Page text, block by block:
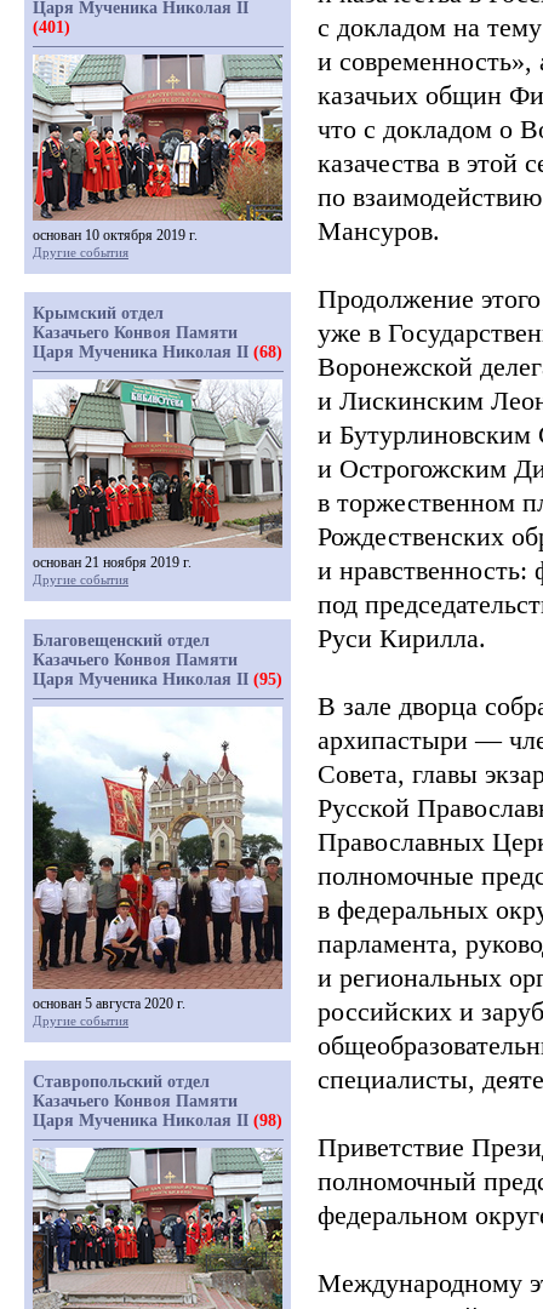
с докладом на тему
и
казачьих общин
что с докладом о
казачества в этой
по
Мансуров.
Продолжение
уже в
Воронежской
и Лискинским
и
и Острогожским
в торжественном
Рождественских
и
под
Руси Кирилла.
В зале дворца
архипастыри —
Совета, главы
Русской
Православных
полномочные
в федеральных
парламента,
и региональных
российских и
специалисты,
Приветствие
полномочный
федеральном
Международному
Царя Мученика Николая II
(401)
основан 10 октября 2019 г.
Другие события
Крымский отдел
Казачьего Конвоя Памяти
Царя Мученика Николая II (68)
основан 21 ноября 2019 г.
Другие события
Благовещенский отдел
Казачьего Конвоя Памяти
Царя Мученика Николая II (95)
основан 5 августа 2020 г.
Другие события
Ставропольский отдел
Казачьего Конвоя Памяти
Царя Мученика Николая II (98)